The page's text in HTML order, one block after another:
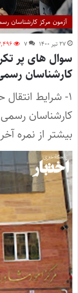
آزمون مرکز کارشناسان
۲۷ تیر ۱۴۰۰ ۷
سوال های پر
کارشناسان رسمی
۱- شرایط
کارشناسان
بیشتر از نمره